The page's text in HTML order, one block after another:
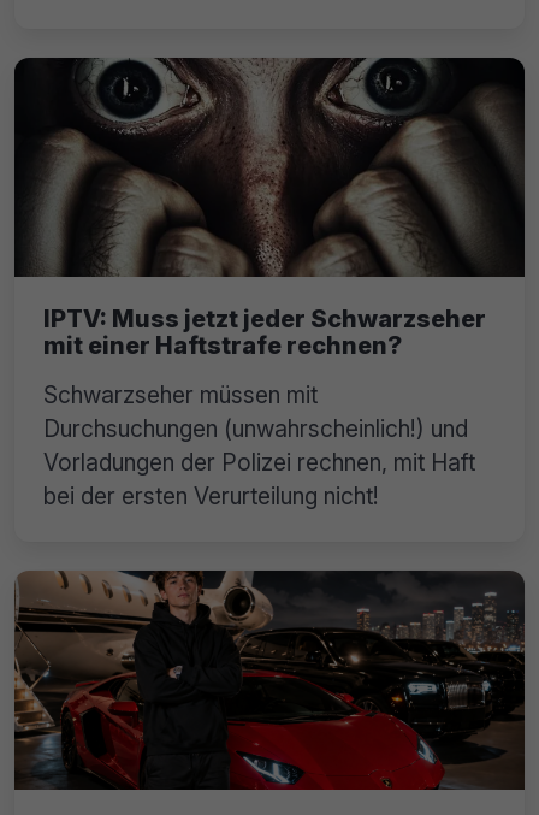
IPTV: Muss jetzt jeder Schwarzseher
mit einer Haftstrafe rechnen?
Schwarzseher müssen mit
Durchsuchungen (unwahrscheinlich!) und
Vorladungen der Polizei rechnen, mit Haft
bei der ersten Verurteilung nicht!